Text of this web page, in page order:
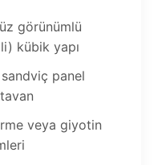
görünümlü
kübik yapı
sandviç panel
veya giyotin